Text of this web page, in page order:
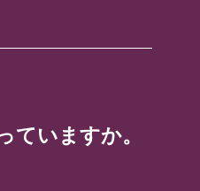
ていますか。